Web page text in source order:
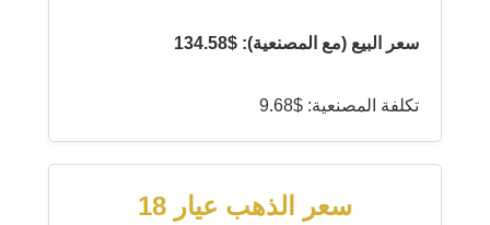
سعر البيع (مع المصنعية): $134.58
تكلفة المصنعية: $9.68
سعر الذهب عيار 18